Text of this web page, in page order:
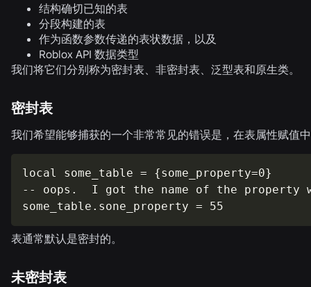
结构确切已知的表
分段构建的表
作为函数参数传递的表状数据，以及
Roblox API 数据类型
我们将它们分别称为密封表、非密封表、泛型表和原生类。
密封表
我们希望能够捕获的一个非常常见的错误是，在表属性赋值
local some_table = {some_property=0}
-- oops.  I got the name of the property
some_table.sone_property = 55
表通常默认是密封的。
未密封表